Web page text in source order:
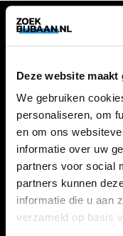
Deze website
We gebruiken
personaliseren, om
en om ons
informatie over uw
partners voor social
partners kunnen
informatie die u aan
verzameld op basis
ZOEKBIJBAAN
FAQ
Kennis maken met
VACATURES
Alle vacatures